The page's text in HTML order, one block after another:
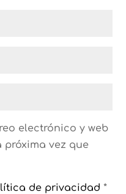
electrónico y web
vez que
de privacidad*